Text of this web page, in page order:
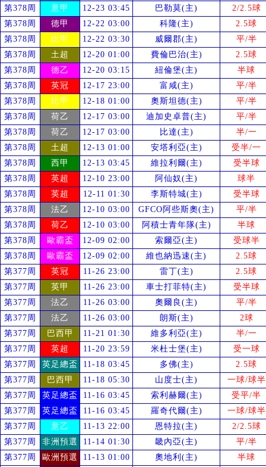
第378周
意甲 12-23 03:45 巴勒莫(主)
2/2.5球
第378周
德甲 12-22 03:00 科隆(主)
2.5球
第378周
比甲 12-22 03:30 威爾郡(主)
平/半
第378周
土超 12-20 01:00 費倫巴治(主)
2.5球
第378周
德乙 12-20 03:15 紐倫堡(主)
半球
第378周
英冠 12-17 23:00 富咸(主)
平/半
第378周
比甲 12-18 01:00 奧斯坦德(主)
平/半
第378周
荷乙 12-17 03:00 迪加史卓普(主)
平/半
第378周
荷乙 12-17 03:00 比達(主)
半/一
第378周
土超 12-13 01:00 安塔利亞(主) 受半/一
第378周
西甲 12-13 03:45 維拉利爾(主) 受半球
第378周
英超 12-10 23:00 阿仙奴(主)
球半
第378周
英超 12-11 01:30 李斯特城(主) 受半球
第378周
法乙 12-10 03:00 GFCO阿些斯奧(主)
平/半
第378周
荷乙 12-10 03:00 阿積士青年隊(主)
半球
第378周
歐霸盃 12-09 02:00 索爾亞(主) 受球半
第378周
歐霸盃 12-09 02:00 維也納迅速(主)
2.5球
第377周
英冠 11-26 23:00 雷丁(主)
2.5球
第377周
英甲 11-26 23:00 車士打菲特(主) 受半球
第377周
法乙 11-26 03:00 奧爾良(主)
平/半
第377周
法乙 11-26 03:00 朗斯(主)
2球
第377周
巴西甲 11-21 01:30 維多利亞(主)
半/一
第377周
英超 11-20 23:59 米杜士堡(主) 受一球
第377周
英足總盃 11-18 03:45 多佛(主)
2.5球
第377周
巴西甲 11-18 05:30 山度士(主)
一球/球半
第377周
英足總盃 11-16 03:45 索利赫爾(主) 受平/半
第377周
英足總盃 11-16 03:45 羅奇代爾(主)
一球/球半
第377周
意乙 11-13 22:00 恩特拉(主)
2/2.5球
第377周
非洲預選 11-14 01:30 畿內亞(主)
平/半
第377周
歐洲預選 11-13 01:00 奧地利(主)
半球